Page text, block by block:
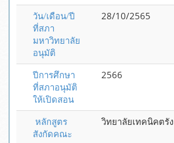
วัน/เดือน/ปี
ที่สภา
มหาวิทยาลัย
อนุมัติ
28/10/2565
ปีการศึกษา
ที่สภาอนุมัติ
ให้เปิดสอน
2566
หลักสูตร
สังกัดคณะ
วิทยาลัยเทคนิคตรัง